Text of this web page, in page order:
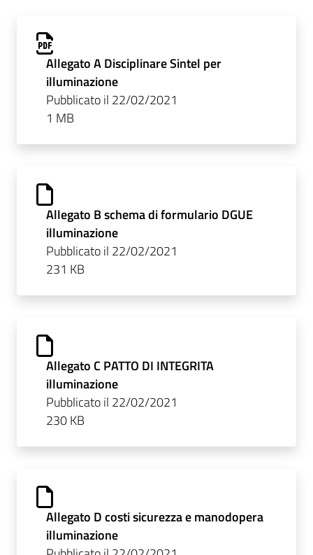
Allegato A Disciplinare Sintel per
illuminazione
Pubblicato il 22/02/2021
1 MB
Allegato B schema di formulario DGUE
illuminazione
Pubblicato il 22/02/2021
231 KB
Allegato C PATTO DI INTEGRITA
illuminazione
Pubblicato il 22/02/2021
230 KB
Allegato D costi sicurezza e manodopera
illuminazione